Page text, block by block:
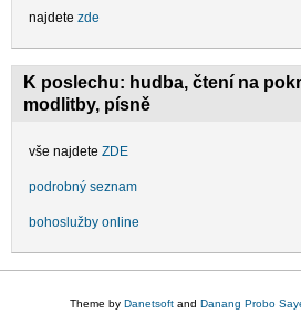
najdete zde
K poslechu: hudba, čtení na
modlitby, písně
vše najdete ZDE
podrobný seznam
bohoslužby online
Theme by Danetsoft and Danang Probo